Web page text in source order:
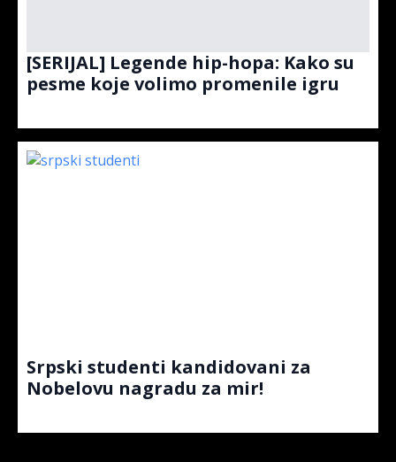
[SERIJAL] Legende hip-hopa: Kako su
pesme koje volimo promenile igru
Srpski studenti kandidovani za
Nobelovu nagradu za mir!